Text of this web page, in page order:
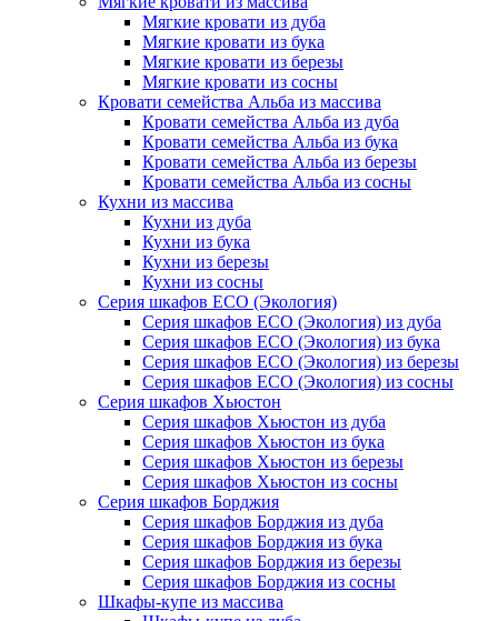
Мягкие кровати из дуба
Мягкие кровати из бука
Мягкие кровати из березы
Мягкие кровати из сосны
Кровати семейства Альба из массива
Кровати семейства Альба из дуба
Кровати семейства Альба из бука
Кровати семейства Альба из березы
Кровати семейства Альба из сосны
Кухни из массива
Кухни из дуба
Кухни из бука
Кухни из березы
Кухни из сосны
Серия шкафов ECO (Экология)
Серия шкафов ECO (Экология) из дуба
Серия шкафов ECO (Экология) из бука
Серия шкафов ECO (Экология) из березы
Серия шкафов ECO (Экология) из сосны
Серия шкафов Хьюстон
Серия шкафов Хьюстон из дуба
Серия шкафов Хьюстон из бука
Серия шкафов Хьюстон из березы
Серия шкафов Хьюстон из сосны
Серия шкафов Борджия
Серия шкафов Борджия из дуба
Серия шкафов Борджия из бука
Серия шкафов Борджия из березы
Серия шкафов Борджия из сосны
Шкафы-купе из массива